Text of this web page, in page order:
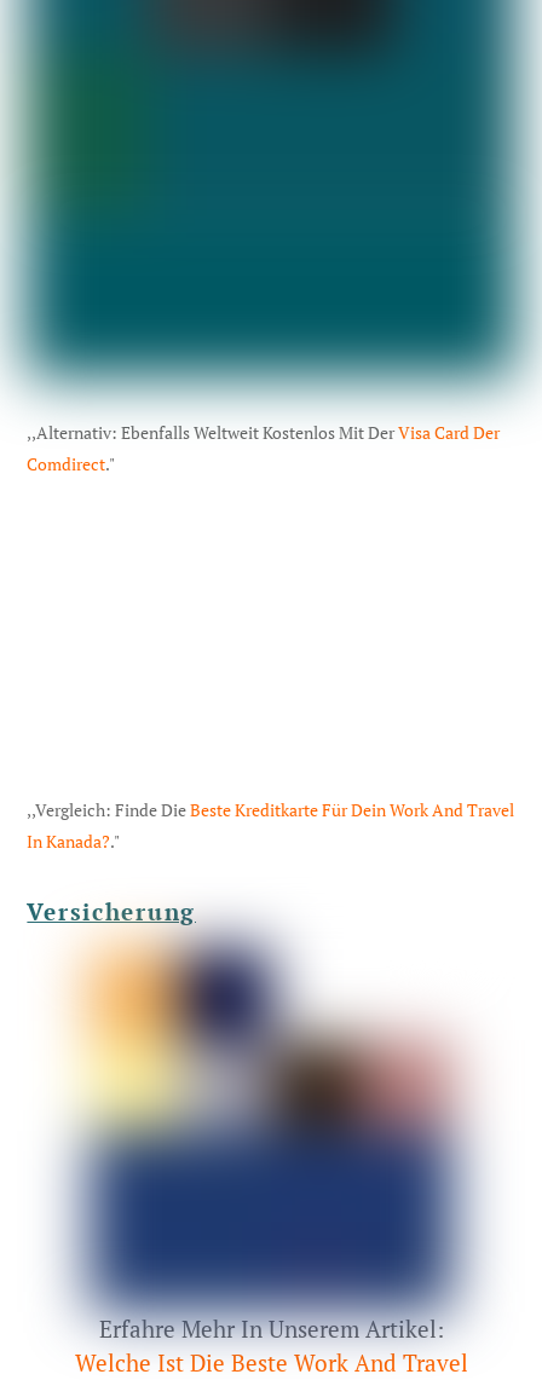
,,Alternativ: Ebenfalls Weltweit Kostenlos Mit DerVisa Card Der
Comdirect."
,,Vergleich: Finde DieBeste Kreditkarte Für Dein Work And Travel
In Kanada?."
Versicherung
Erfahre Mehr In Unserem Artikel:
Welche Ist Die Beste Work And Travel